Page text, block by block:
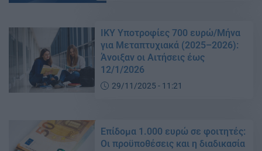
ΙΚΥ Υποτροφίες 700 ευρώ/Μήνα
για Μεταπτυχιακά (2025–2026):
Άνοιξαν οι Αιτήσεις έως
12/1/2026
29/11/2025 - 11:21
Επίδομα 1.000 ευρώ σε φοιτητές:
Οι προϋποθέσεις και η διαδικασία